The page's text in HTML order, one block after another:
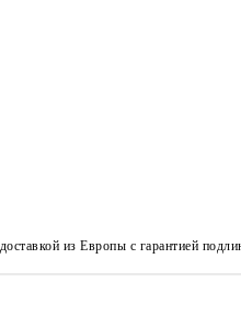
из Европы с гарантией